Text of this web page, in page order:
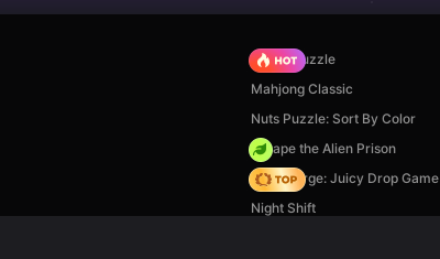
Arrow Puzzle
Mahjong Classic
Nuts Puzzle: Sort By Color
Escape the Alien Prison
Fruit Merge: Juicy Drop Game
Night Shift